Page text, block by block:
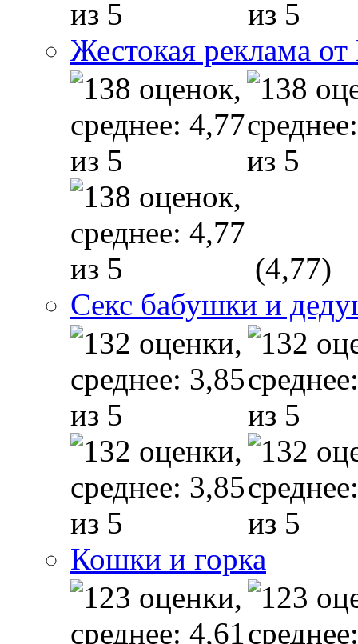
Жестокая реклама
(4,77)
Секс бабушки и
Кошки и горка